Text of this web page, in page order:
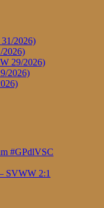
2026)
2026)
29/2026)
2026)
#GPdlVSC
SVWW 2:1